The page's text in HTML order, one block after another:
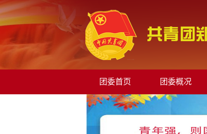
团委首页 团委概况